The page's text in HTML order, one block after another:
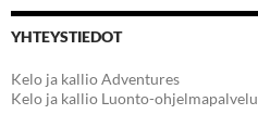
YHTEYSTIEDOT
Kelo ja kallio Adventures
Kelo ja kallio Luonto-ohjelmapalvelu